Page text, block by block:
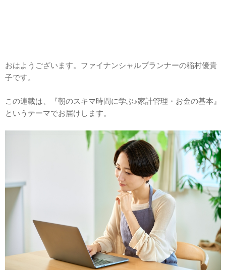
おはようございます。ファイナンシャルプランナーの稲村優貴
子です。
この連載は、『朝のスキマ時間に学ぶ♪家計管理・お金の基本』
というテーマでお届けします。